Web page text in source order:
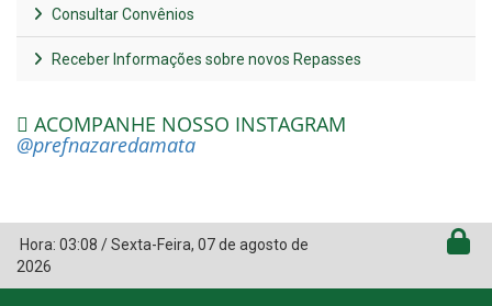
Consultar Convênios
Receber Informações sobre novos Repasses
ACOMPANHE NOSSO INSTAGRAM
@prefnazaredamata
Hora: 03:08 /Sexta-Feira, 07 de agosto de
2026